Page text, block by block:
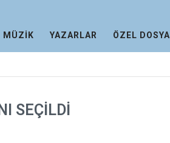
MÜZİK YAZARLAR ÖZEL DOSYA
SEÇİLDİ